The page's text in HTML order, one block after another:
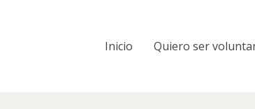
Inicio Quiero ser